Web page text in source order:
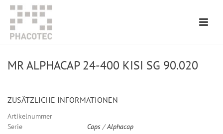
MR ALPHACAP 24-400 KISI SG 90.020
ZUSÄTZLICHE INFORMATIONEN
Artikelnummer
Serie
Caps /Alphacap